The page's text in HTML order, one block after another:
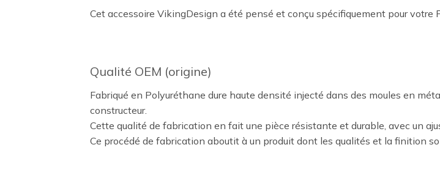
Cet accessoire VikingDesign a été pensé et conçu spécifiquement pour votre
Qualité OEM (origine)
Fabriqué en Polyuréthane dure haute densité injecté dans des moules en
constructeur.
Cette qualité de fabrication en fait une pièce résistante et durable, avec un
Ce procédé de fabrication aboutit à un produit dont les qualités et la finition